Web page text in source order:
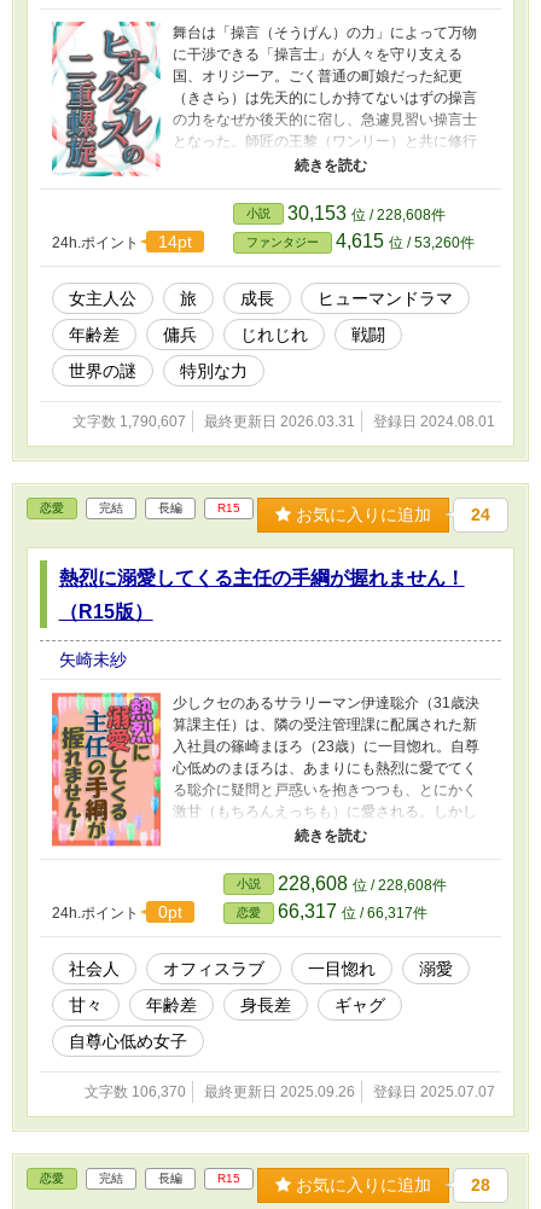
舞台は「操言（そうげん）の力」によって万物
に干渉できる「操言士」が人々を守り支える
国、オリジーア。ごく普通の町娘だった紀更
（きさら）は先天的にしか持てないはずの操言
の力をなぜか後天的に宿し、急遽見習い操言士
となった。師匠の王黎（ワンリー）と共に修行
の旅に出た紀更は、旅に同行する傭兵のユルゲ
ンにゆっくりと恋をしつつも一人前の操言士に
なっていく。しかしそんな紀更たちの前に、
「神の力」を使って世界を脅かす謎の組織が現
れる。紀更は彼らから人々を守るため、世界の
謎に触れながら操言士として戦いの中に身を投
じていく――。 「17歳少女×28歳護衛傭兵」の
年齢差恋愛を軸にした、「旅をする仲間がやが
て世界を救う」というオリジナルファンタジー
恋愛小説です。RPGっぽいテイストで戦闘、成
長、魔法的な要素はありますが、「ステータス
オープン」や「スキル」「レベル」といった要
素はありません。戦闘や流血、人が死ぬ描写が
予告なくあるのでR15指定をしています。他サ
ードにて。 「RPGっぽい世界観と展開で年の差
男女の恋愛を楽しみつつ、たっぷりの文章量で
がっつり異世界に浸りたい」という方に刺さる
対にエタりません。どうぞ安心してお読みくだ
24h.ポイント 14pt
小説 30,153 位 / 228,608件
ファンタジー 4,615 位 / 53,260件
女主人公 旅 成長
ヒューマンドラマ
年齢差
傭兵 じれじれ
戦闘
世界の謎
特別な力
文字数 1,790,607 最終更新日 2026.03.31 登録日 2024.08.01
恋愛 完結 長編 R15 お気に入りに追加 24
熱烈に溺愛してくる主任の手綱が握れません！
（R15版）
矢崎未紗
少しクセのあるサラリーマン伊達聡介（31歳決
算課主任）は、隣の受注管理課に配属された新
入社員の篠崎まほろ（23歳）に一目惚れ。自尊
心低めのまほろは、あまりにも熱烈に愛でてく
る聡介に疑問と戸惑いを抱きつつも、とにかく
激甘（もちろんえっちも）に愛される。しかし
意地悪なまほろの姉が、「聡介の子を妊娠し
た」と言ってきて……って、そんなことぐらい
で聡介の熱烈まほろ溺愛は1ミリも揺るぎませ
ん！ とにかくまほろが好きすぎる聡介と、そ
んな聡介に溺愛される自尊心低め女子まほろ
の、若干クセのあるストーリーです。 ほかサ
イトにも掲載あり／具体的な性描写をカットし
たR15版です
24h.ポイント 0pt
小説 228,608 位 / 228,608件
恋愛 66,317 位 / 66,317件
社会人 オフィスラブ 一目惚れ
溺愛
甘々
年齢差 身長差
ギャグ
自尊心低め女子
文字数 106,370 最終更新日 2025.09.26 登録日 2025.07.07
恋愛 完結 長編 R15 お気に入りに追加 28